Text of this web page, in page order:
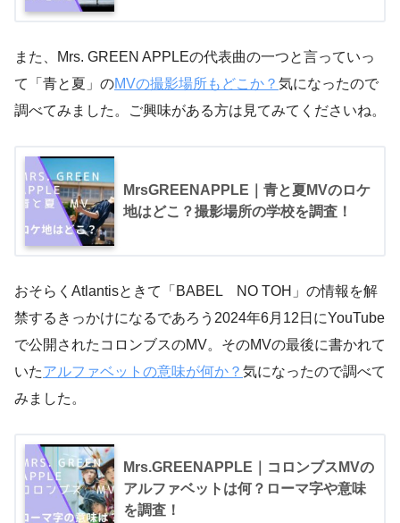
また、Mrs. GREEN APPLEの代表曲の一つと言っていっ
て「青と夏」のMVの撮影場所もどこか？ 気になったので
調べてみました。ご興味がある方は見てみてくださいね。
MrsGREENAPPLE｜青と夏MVのロケ
地はどこ？撮影場所の学校を調査！
おそらくAtlantisときて「BABEL NO TOH」の情報を解
禁するきっかけになるであろう2024年6月12日にYouTube
で公開されたコロンブスのMV。そのMVの最後に書かれて
いたアルファベットの意味が何か？ 気になったので調べて
みました。
Mrs.GREENAPPLE｜コロンブスMVの
アルファベットは何？ローマ字や意味
を調査！